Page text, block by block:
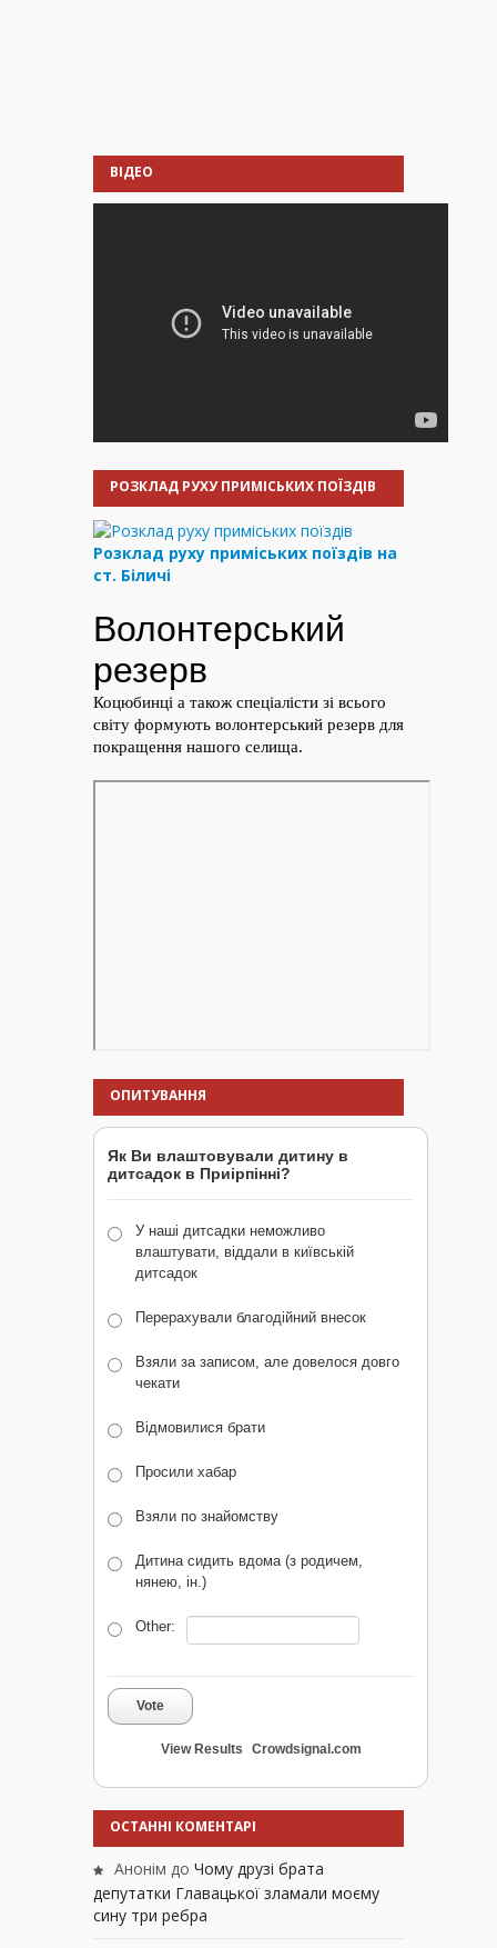
ВІДЕО
РОЗКЛАД РУХУ ПРИМІСЬКИХ ПОЇЗДІВ
Розклад руху приміських поїздів на
ст. Біличі
ОПИТУВАННЯ
Як Ви влаштовували дитину в
дитсадок в Приірпінні?
У наші дитсадки неможливо
влаштувати, віддали в київській
дитсадок
Перерахували благодійний внесок
Взяли за записом, але довелося довго
чекати
Відмовилися брати
Просили хабар
Взяли по знайомству
Дитина сидить вдома (з родичем,
нянею, ін.)
Other:
Vote
View Results Crowdsignal.com
ОСТАННІ КОМЕНТАРІ
Анонім до Чому друзі брата
депутатки Главацької зламали моєму
сину три ребра